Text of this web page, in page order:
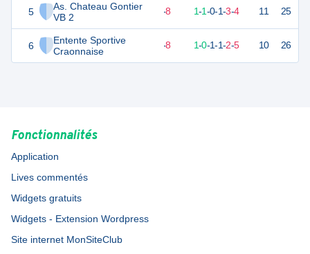
5
As. Chateau Gontier
VB 2
6
Entente Sportive
Craonnaise
7 10 -8 1-1-0-1-3-4 11 25
6 -8 1-0-1-1-2-5 10 26
Fonctionnalités
Application
Lives commentés
Widgets gratuits
Widgets - Extension Wordpress
Site internet MonSiteClub